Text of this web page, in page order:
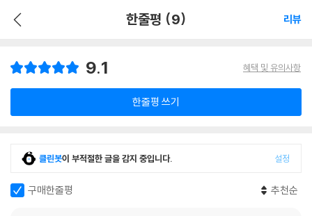
한줄평 (9) 리뷰
9.1 혜택 및 유의사항
한줄평 쓰기
클린봇이 부적절한 글을 감지 중입니다. 설정
구매한줄평 추천순